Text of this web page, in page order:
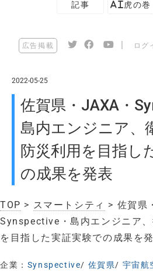
記事 AI虎の巻
広告掲載 ログ
2022-05-25
佐賀県・JAXA・
島内エンジニア、
防災利用を目指し
の成果を発表
TOP > スマートシティ > 佐賀県
Synspective・島内エンジニア
を目指した実証実験での成果を
企業： Synspective/ 佐賀県/ 宇宙航